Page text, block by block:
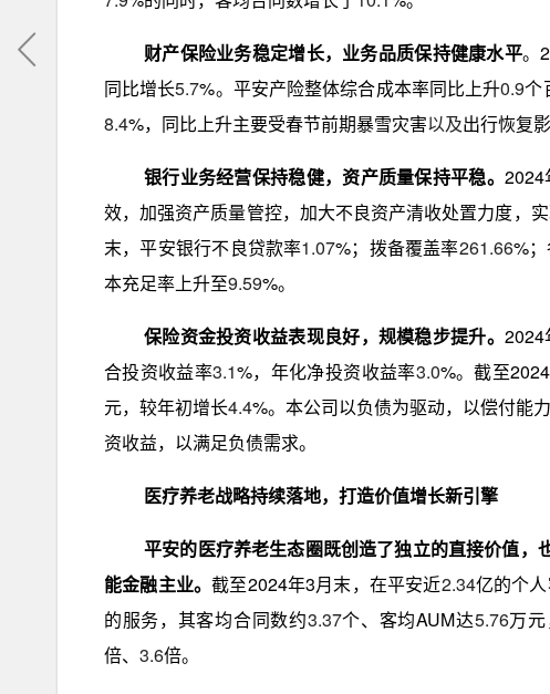
财产保险业务稳定增长，业务品质保持健康水平。
同比增长5.7%。平安产险整体综合成本率同比上升0.9个
8.4%，同比上升主要受春节前期暴雪灾害以及出行恢复
银行业务经营保持稳健，资产质量保持平稳。 2024
效，加强资产质量管控，加大不良资产清收处置力度，
末，平安银行不良贷款率1.07%；拨备覆盖率261.66%
本充足率上升至9.59%。
保险资金投资收益表现良好，规模稳步提升。 2024
合投资收益率3.1%，年化净投资收益率3.0%。截至
元，较年初增长4.4%。本公司以负债为驱动，以偿付能
资收益，以满足负债需求。
医疗养老战略持续落地，打造价值增长新引擎
平安的医疗养老生态圈既创造了独立的直接价值
能金融主业。截至2024年3月末，在平安近2.34亿的个
的服务，其客均合同数约3.37个、客均AUM达5.76万
倍、 3.6倍。